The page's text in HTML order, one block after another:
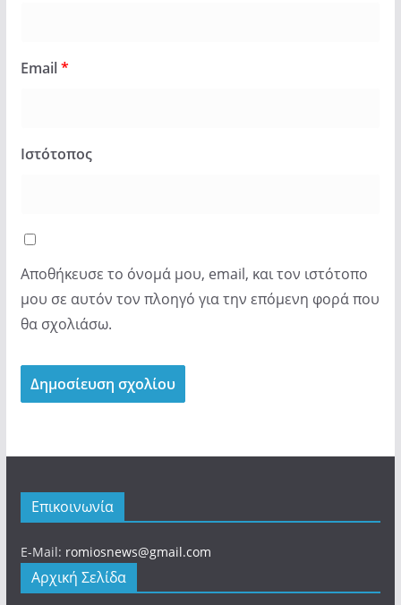
Email*
Ιστότοπος
Αποθήκευσε το όνομά μου, email, και τον ιστότοπο
μου σε αυτόν τον πλοηγό για την επόμενη φορά που
θα σχολιάσω.
Επικοινωνία
E-Mail: romiosnews@gmail.com
Αρχική Σελίδα